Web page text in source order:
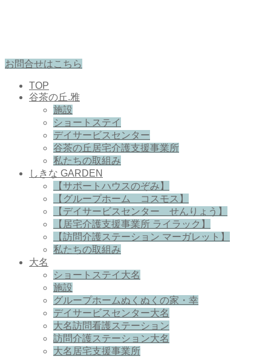
お問合せはこちら
TOP
谷茶の丘.雅
施設
ショートステイ
デイサービスセンター
谷茶の丘居宅介護支援事業所
私たちの取組み
しきな GARDEN
【サポートハウスのぞみ】
【グループホーム コスモス】
【デイサービスセンター せんりょう】
【居宅介護支援事業所 ライラック】
【訪問介護ステーション マーガレット】
私たちの取組み
大名
ショートステイ大名
施設
グループホームぬくぬくの家・幸
デイサービスセンター大名
大名訪問看護ステーション
訪問介護ステーション大名
大名居宅支援事業所